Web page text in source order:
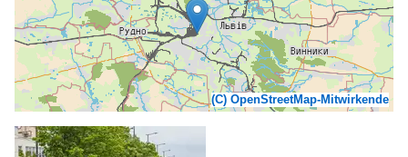
(C) OpenStreetMap-Mitwirkende